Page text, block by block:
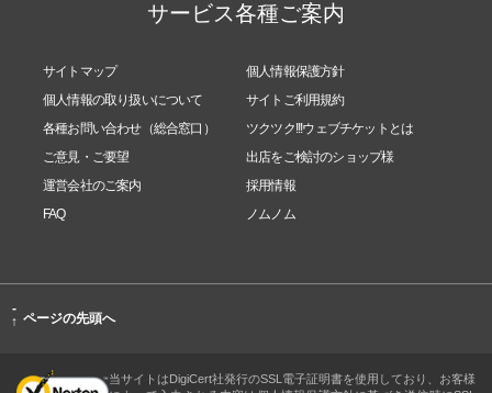
サービス各種ご案内
サイトマップ
個人情報保護方針
個人情報の取り扱いについて
サイトご利用規約
各種お問い合わせ（総合窓口）
ツクツク!!!ウェブチケットとは
ご意見・ご要望
出店をご検討のショップ様
運営会社のご案内
採用情報
FAQ
ノムノム
-
↑ ページの先頭へ
当サイトはDigiCert社発行のSSL電子証明書を使用しており、お客様